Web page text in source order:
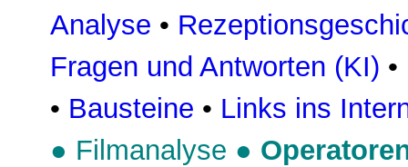
Analyse •
Fragen und Antworten (KI) •
• Bausteine • Links ins
● Filmanalyse ●